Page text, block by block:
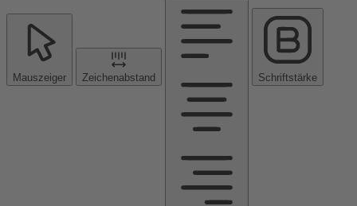
Mauszeiger Zeichenabstand Schriftstärke